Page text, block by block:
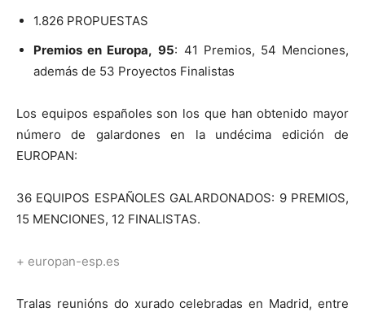
1.826 PROPUESTAS
Premios en Europa, 95: 41 Premios, 54 Menciones,
además de 53 Proyectos Finalistas
Los equipos españoles son los que han obtenido mayor
número de galardones en la undécima edición de
EUROPAN:
36 EQUIPOS ESPAÑOLES GALARDONADOS: 9 PREMIOS,
15 MENCIONES, 12 FINALISTAS.
+ europan-esp.es
Tralas reunións do xurado celebradas en Madrid, entre